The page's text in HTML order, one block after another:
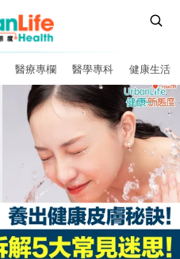
醫療專欄 醫學專科 健康生活